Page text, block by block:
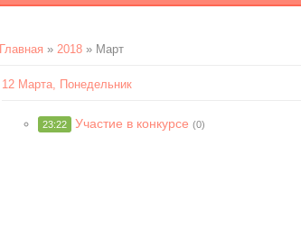
Главная » 2018 » Март
12 Марта, Понедельник
23:22 Участие в конкурсе (0)